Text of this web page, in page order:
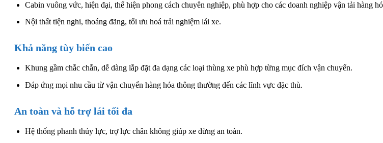
Cabin vuông vức, hiện đại, thể hiện phong cách chuyên nghiệp, phù hợp cho các doanh nghiệp vận tải hàng
Nội thất tiện nghi, thoáng đãng, tối ưu hoá trải nghiệm lái xe.
Khả năng tùy biến cao
Khung gầm chắc chắn, dễ dàng lắp đặt đa dạng các loại thùng xe phù hợp từng mục đích vận chuyển.
Đáp ứng mọi nhu cầu từ vận chuyển hàng hóa thông thường đến các lĩnh vực đặc thù.
An toàn và hỗ trợ lái tối đa
Hệ thống phanh thủy lực, trợ lực chân không giúp xe dừng an toàn.